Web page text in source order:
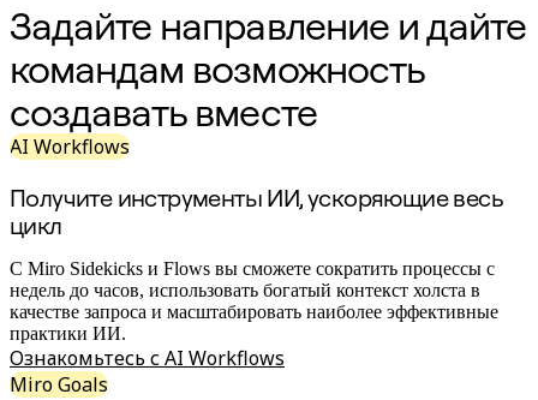
Ритейл
Финансовые услуги
Науки о жизни и фармацевтика
По типу команды
Управление продуктами
Дизайн и UX
Операции
Маркетинг
По стратегическим инициативам
Система управления продуктом
ИИ-трансформация
Трансформация способов работы
Цифровое взаимодействие сотрудников
Дизайн взаимодействия с пользователями и
Задайте направление и дайте
командам возможность
создавать вместе
AI Workflows
Получите инструменты ИИ, ускоряющие весь
цикл
С Miro Sidekicks и Flows вы сможете сократить процессы с
недель до часов, использовать богатый контекст холста в
качестве запроса и масштабировать наиболее эффективные
практики ИИ.
Ознакомьтесь с AI Workflows
Miro Goals